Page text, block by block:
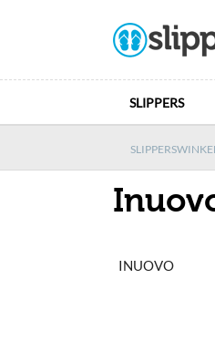
SLIPPERS
INUOVO